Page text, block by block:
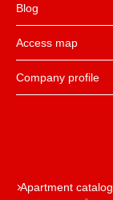
Blog
Access map
Company profile
Apartment catalog